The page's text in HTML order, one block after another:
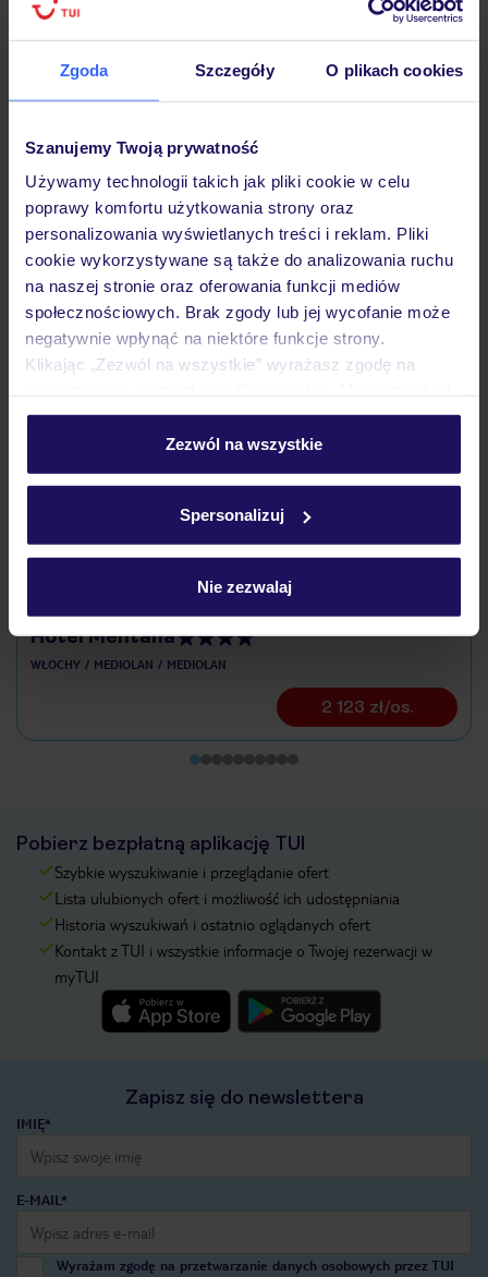
Zgoda Szczegóły O plikach cookies
Szanujemy Twoją prywatność
Używamy technologii takich jak pliki cookie w celu
poprawy komfortu użytkowania strony oraz
personalizowania wyświetlanych treści i reklam. Pliki
cookie wykorzystywane są także do analizowania ruchu
na naszej stronie oraz oferowania funkcji mediów
społecznościowych. Brak zgody lub jej wycofanie może
negatywnie wpłynąć na niektóre funkcje strony.
Klikając „Zezwól na wszystkie” wyrażasz zgodę na
personalizować swój wybór wchodząc w zakładkę
Szczegółowe informacje o plikach cookie znajdziesz
Zezwól na wszystkie
Spersonalizuj
Nie zezwalaj
Ważne informacje
Często zadawane pytania
Jak zmienić uczestników/osobę zgłaszającą?
Czy w Hotelu będzie przedstawiciel TUI?
Na jakiej podstawie i gdzie otrzymam karty
pokładowe/bilety lotnicze?
Zobacz więcej
Odkryj inne hotele w pobliżu
Hotel Mentana
WŁOCHY MEDIOLAN MEDIOLAN
2 123 zł/os.
Pobierz bezpłatną aplikację TUI
Szybkie wyszukiwanie i przeglądanie ofert
Lista ulubionych ofert i możliwość ich udostępniania
Historia wyszukiwań i ostatnio oglądanych ofert
Kontakt z TUI i wszystkie informacje o Twojej rezerwacji w
myTUI
Zapisz się do newslettera
IMIĘ*
E-MAIL*
Wyrażam zgodę na przetwarzanie danych osobowych przez TUI